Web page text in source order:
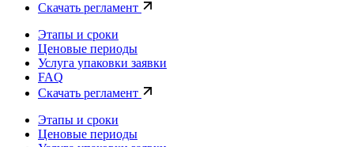
Скачать регламент
Этапы и сроки
Ценовые периоды
Услуга упаковки заявки
FAQ
Скачать регламент
Этапы и сроки
Ценовые периоды